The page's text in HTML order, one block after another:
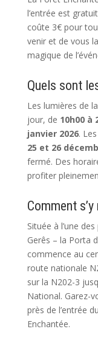
l’entrée est
coûte 3€ pour
venir et de vous
magique de
Quels sont
Les lumières de
jour, de 10h00 à
janvier 2026.
25 et 26
fermé. Des
profiter
Comment
Située à l’une
Gerês – la Porta
commence au
route nationale
sur la N202-3
National. Garez-
près de l’entrée
Enchantée.